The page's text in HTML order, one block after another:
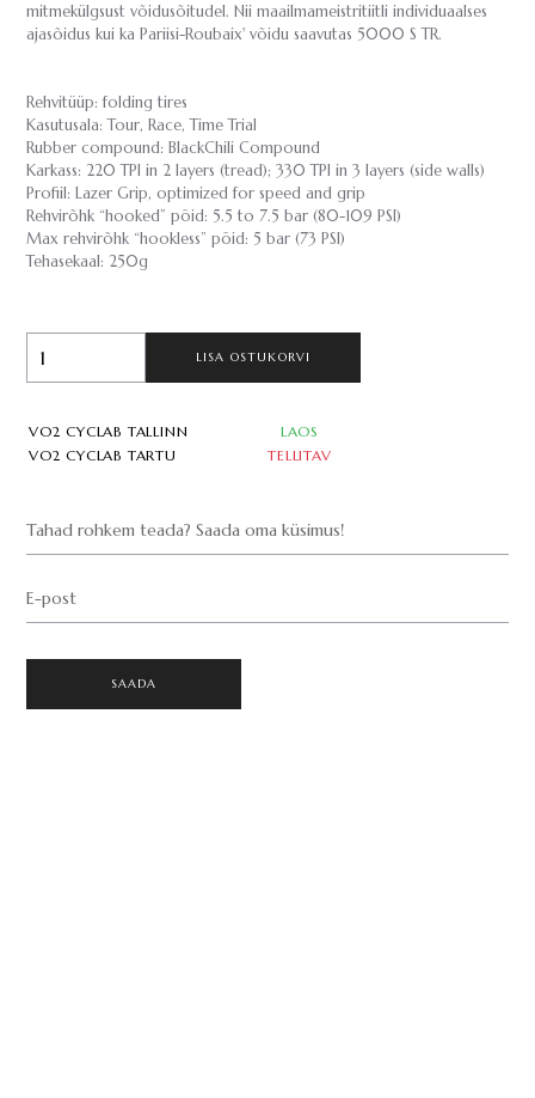
mitmekülgsust võidusõitudel. Nii maailmameistritiitli individuaalses
ajasõidus kui ka Pariisi-Roubaix' võidu saavutas 5000 S TR.
Rehvitüüp: folding tires
Kasutusala: Tour, Race, Time Trial
Rubber compound: BlackChili Compound
Karkass: 220 TPI in 2 layers (tread); 330 TPI in 3 layers (side walls)
Profiil: Lazer Grip, optimized for speed and grip
Rehvirõhk “hooked” pöid: 5.5 to 7.5 bar (80-109 PSI)
Max rehvirõhk “hookless” pöid: 5 bar (73 PSI)
Tehasekaal: 250g
LISA OSTUKORVI
VO2 CYCLAB TALLINN
LAOS
VO2 CYCLAB TARTU
TELLITAV
Tahad rohkem teada? Saada oma küsimus!
E-post
SAADA